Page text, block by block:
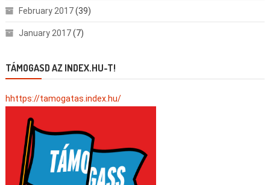
February 2017(39)
January 2017(7)
TÁMOGASD AZ INDEX.HU-T!
hhttps://tamogatas.index.hu/